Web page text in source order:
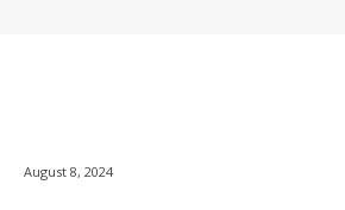
August 8, 2024